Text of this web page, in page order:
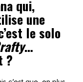
qui,
une
le solo
…
?